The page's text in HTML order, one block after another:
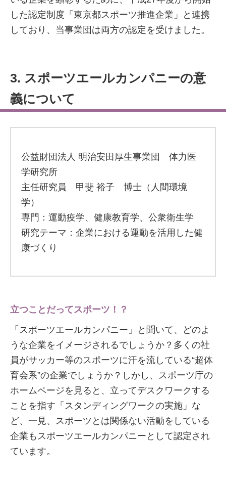
した認定制度「東京都スポーツ推進企業」と連携
しており、当事業団は両方の認定を受けました。
3. スポーツエールカンパニーの意
義について
公益財団法人 明治安田厚生事業団 体力医
学研究所
主任研究員 甲斐 裕子 博士（人間環境
学）
専門：運動疫学、健康教育学、公衆衛生学
研究テーマ：企業における運動を活用した健
康づくり
立つことだってスポーツ！？
「スポーツエールカンパニー」と聞いて、どのよ
うな企業をイメージされるでしょうか？多くの社
員がサッカー等のスポーツに汗を流している“超体
育会系”の企業でしょうか？しかし、スポーツ庁の
ホームページを見ると、立ってデスクワークする
ことを指す「スタンディングワークの実施」な
ど、一見、スポーツとは関係ない活動をしている
企業もスポーツエールカンパニーとして認定され
ています。